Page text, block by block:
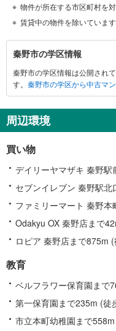
物件が所在する市区町村を
賃貸中の物件を除いています
秦
野
市
に
す
る
報
秦野市の学区情報
秦野市の学区情報は公開され
す。 秦野市の学区から中古マ
周辺環境
買い物
デイリーヤマザキ 秦野
セブンイレブン 秦野駅
ファミリーマート 秦野
Odakyu OX 秦野店まで
ロピア 秦野店まで875m
教育
ベルフラワー保育園まで
第一保育園まで235m (徒
市立本町幼稚園まで